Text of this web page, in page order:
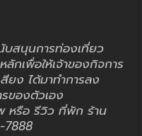
สนุนการท่องเที่ยว
กเพื่อให้เจ้าของกิจการ
ยง ได้มาทำการลง
ของตัวเอง
หรือ รีวิว ที่พัก ร้าน
7888